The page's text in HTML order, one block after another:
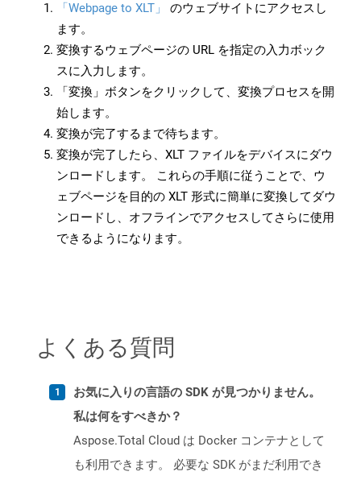
「Webpage to XLT」
のウェブサイトにアクセスし
ます。
変換するウェブページの URL を指定の入力ボック
スに入力します。
「変換」ボタンをクリックして、変換プロセスを開
始します。
変換が完了するまで待ちます。
変換が完了したら、XLT ファイルをデバイスにダウ
ンロードします。 これらの手順に従うことで、ウ
ェブページを目的の XLT 形式に簡単に変換してダウ
ンロードし、オフラインでアクセスしてさらに使用
できるようになります。
よくある質問
お気に入りの言語の SDK が見つかりません。
私は何をすべきか？
Aspose.Total Cloud は Docker コンテナとして
も利用できます。 必要な SDK がまだ利用でき